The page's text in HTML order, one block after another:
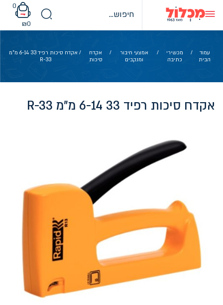
content
0
₪0
עמוד
הבית
/
מכשירי
כתיבה
/
אמצעי חיבור
ומנקבים
/
אקדח
סיכות
/ אקדח סיכות רפיד 33 6-14 מ"מ
R-33
אקדח סיכות רפיד 33 6-14 מ"מ R-33